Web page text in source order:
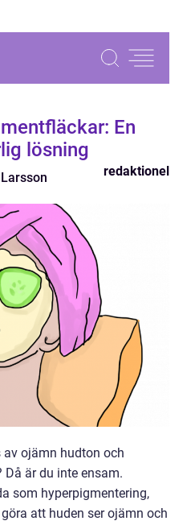
En
lösning
redaktionel
ojämn hudton och
är du inte ensam.
som hyperpigmentering,
att huden ser ojämn och